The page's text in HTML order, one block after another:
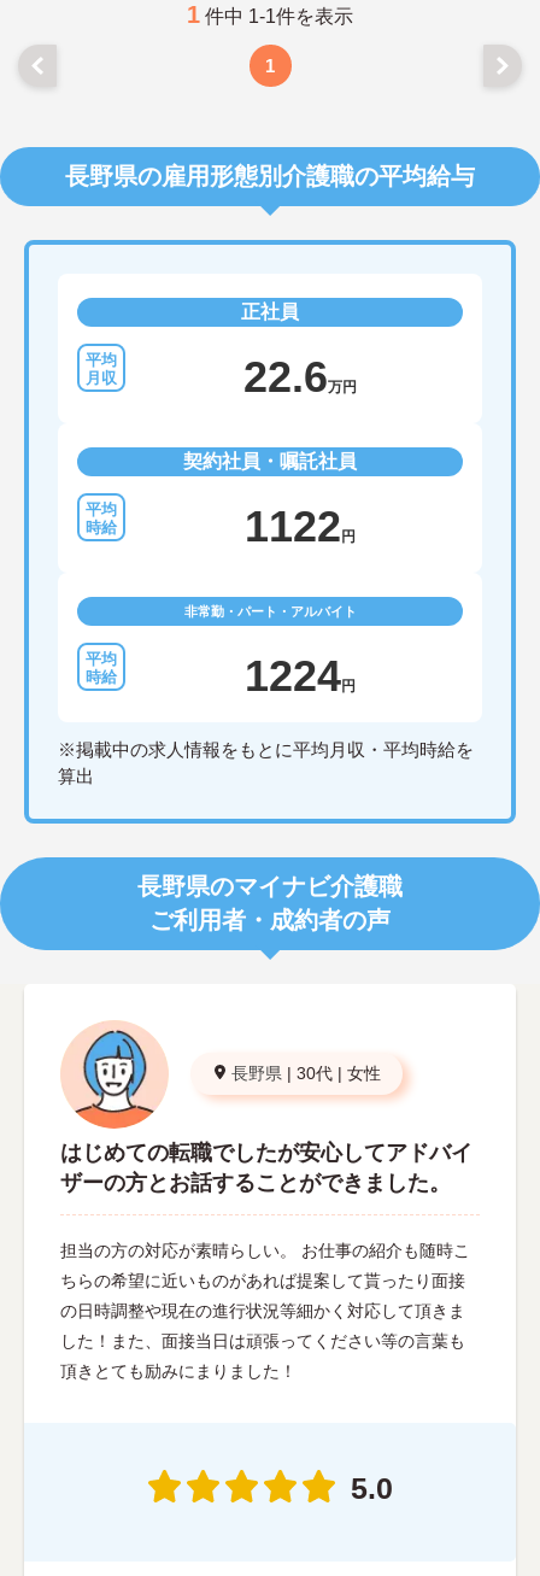
1 件中 1-1件を表示
1
長野県の雇用形態別介護職の平均給与
正社員
22.6万円
契約社員・嘱託社員
1122 円
非常勤・パート・アルバイト
1224円
※掲載中の求人情報をもとに平均月収・平均時給を
算出
長野県のマイナビ介護職
ご利用者・成約者の声
長野県 | 30代 | 女性
はじめての転職でしたが安心してアドバイ
ザーの方とお話することができました。
担当の方の対応が素晴らしい。 お仕事の紹介も随時こ
ちらの希望に近いものがあれば提案して貰ったり面接
の日時調整や現在の進行状況等細かく対応して頂きま
した！また、面接当日は頑張ってください等の言葉も
頂きとても励みにまりました！
5.0